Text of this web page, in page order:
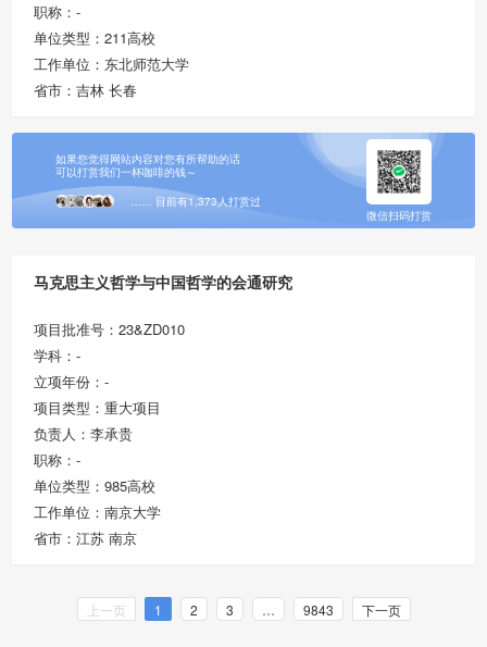
职称：-
单位类型：211高校
工作单位：东北师范大学
省市：吉林 长春
如果您觉得网站内容对您有所帮助的话
可以打赏我们一杯咖啡的钱～
…… 目前有1,373人打赏过
微信扫码打赏
马克思主义哲学与中国哲学的会通研究
项目批准号：23&ZD010
学科：-
立项年份：-
项目类型：重大项目
负责人：李承贵
职称：-
单位类型：985高校
工作单位：南京大学
省市：江苏 南京
上一页 1 2 3 … 9843 下一页